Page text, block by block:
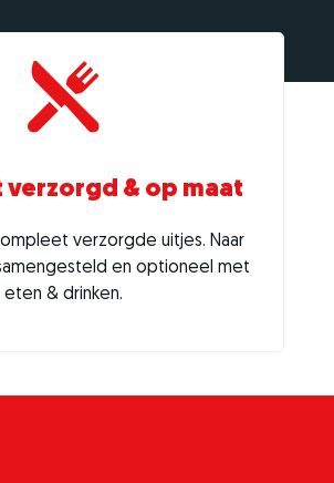
verzorgd & op maat
verzorgde uitjes. Naar
en optioneel met
eten & drinken.